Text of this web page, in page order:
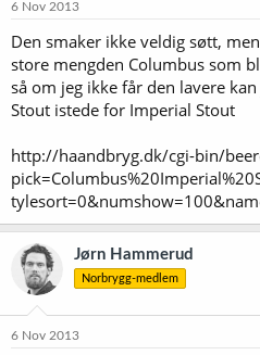
6 Nov 2013
Den smaker ikke veldig søtt,
store mengden Columbus som
så om jeg ikke får den lavere
Stout istede for Imperial Stout
http://haandbryg.dk/cgi-bin/
Jørn Hammerud
Norbrygg-medlem
6 Nov 2013